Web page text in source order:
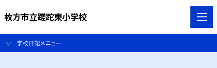
枚方市立蹉跎東小学校
学校日記メニュー